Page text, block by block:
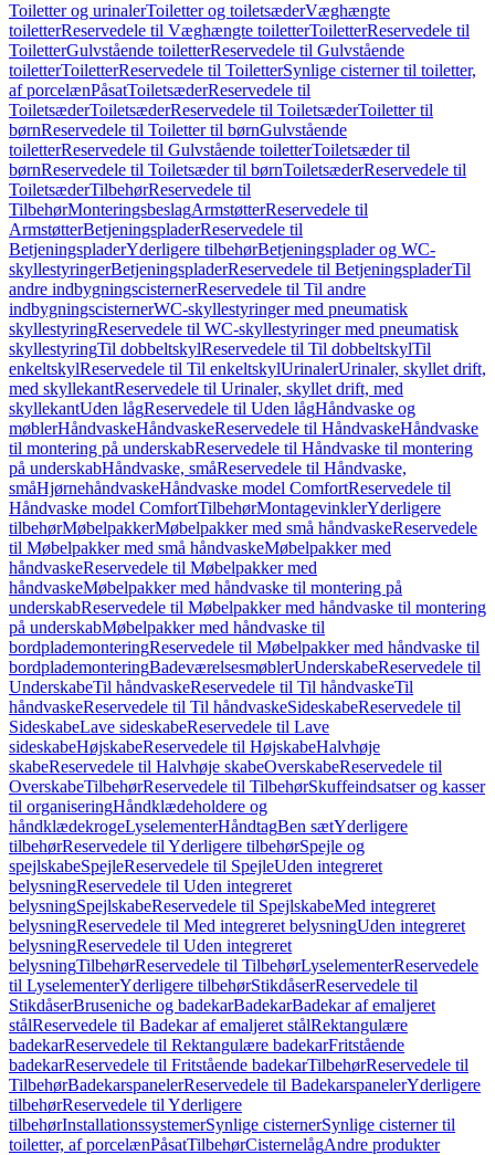
Toiletter og urinalerToiletter og toiletsæderVæghængte
toiletterReservedele til Væghængte toiletterToiletterReservedele til
ToiletterGulvstående toiletterReservedele til Gulvstående
toiletterToiletterReservedele til ToiletterSynlige cisterner til toiletter,
af porcelænPåsatToiletsæderReservedele til
ToiletsæderToiletsæderReservedele til ToiletsæderToiletter til
børnReservedele til Toiletter til børnGulvstående
toiletterReservedele til Gulvstående toiletterToiletsæder til
børnReservedele til Toiletsæder til børnToiletsæderReservedele til
ToiletsæderTilbehørReservedele til
TilbehørMonteringsbeslagArmstøtterReservedele til
ArmstøtterBetjeningspladerReservedele til
BetjeningspladerYderligere tilbehørBetjeningsplader og WC-
skyllestyringerBetjeningspladerReservedele til BetjeningspladerTil
andre indbygningscisternerReservedele til Til andre
indbygningscisternerWC-skyllestyringer med pneumatisk
skyllestyringReservedele til WC-skyllestyringer med pneumatisk
skyllestyringTil dobbeltskylReservedele til Til dobbeltskylTil
enkeltskylReservedele til Til enkeltskylUrinalerUrinaler, skyllet drift,
med skyllekantReservedele til Urinaler, skyllet drift, med
skyllekantUden lågReservedele til Uden lågHåndvaske og
møblerHåndvaskeHåndvaskeReservedele til HåndvaskeHåndvaske
til montering på underskabReservedele til Håndvaske til montering
på underskabHåndvaske, småReservedele til Håndvaske,
småHjørnehåndvaskeHåndvaske model ComfortReservedele til
Håndvaske model ComfortTilbehørMontagevinklerYderligere
tilbehørMøbelpakkerMøbelpakker med små håndvaskeReservedele
til Møbelpakker med små håndvaskeMøbelpakker med
håndvaskeReservedele til Møbelpakker med
håndvaskeMøbelpakker med håndvaske til montering på
underskabReservedele til Møbelpakker med håndvaske til montering
på underskabMøbelpakker med håndvaske til
bordplademonteringReservedele til Møbelpakker med håndvaske til
bordplademonteringBadeværelsesmøblerUnderskabeReservedele til
UnderskabeTil håndvaskeReservedele til Til håndvaskeTil
håndvaskeReservedele til Til håndvaskeSideskabeReservedele til
SideskabeLave sideskabeReservedele til Lave
sideskabeHøjskabeReservedele til HøjskabeHalvhøje
skabeReservedele til Halvhøje skabeOverskabeReservedele til
OverskabeTilbehørReservedele til TilbehørSkuffeindsatser og kasser
til organiseringHåndklædeholdere og
håndklædekrogeLyselementerHåndtagBen sætYderligere
tilbehørReservedele til Yderligere tilbehørSpejle og
spejlskabeSpejleReservedele til SpejleUden integreret
belysningReservedele til Uden integreret
belysningSpejlskabeReservedele til SpejlskabeMed integreret
belysningReservedele til Med integreret belysningUden integreret
belysningReservedele til Uden integreret
belysningTilbehørReservedele til TilbehørLyselementerReservedele
til LyselementerYderligere tilbehørStikdåserReservedele til
StikdåserBruseniche og badekarBadekarBadekar af emaljeret
stålReservedele til Badekar af emaljeret stålRektangulære
badekarReservedele til Rektangulære badekarFritstående
badekarReservedele til Fritstående badekarTilbehørReservedele til
TilbehørBadekarspanelerReservedele til BadekarspanelerYderligere
tilbehørReservedele til Yderligere
tilbehørInstallationssystemerSynlige cisternerSynlige cisterner til
toiletter, af porcelænPåsatTilbehørCisternelågAndre produkter